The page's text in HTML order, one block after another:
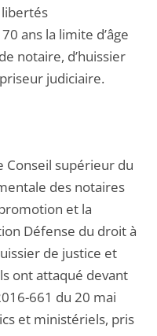
libertés
ans la limite d’âge
notaire, d’huissier
judiciaire.
Conseil supérieur du
des notaires
et la
Défense du droit à
de justice et
ont attaqué devant
661 du 20 mai
et ministériels, pris